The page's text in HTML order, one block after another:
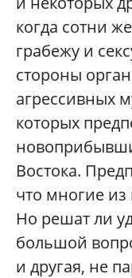
когда сотни
грабежу и
стороны
агрессивных
которых
Востока.
что многие
Но решат ли
большой
и другая, не